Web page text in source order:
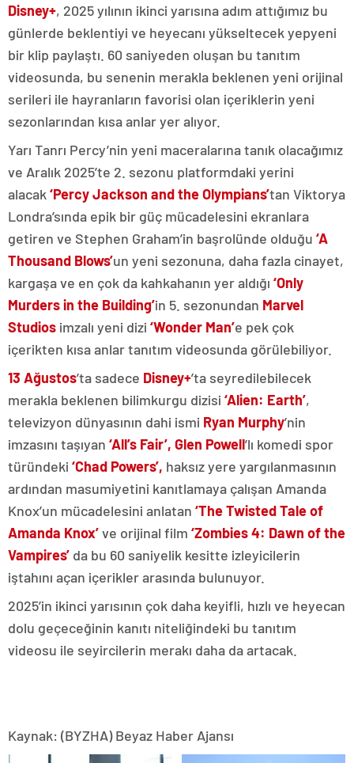
Disney+, 2025 yılının ikinci yarısına adım attığımız bu
günlerde beklentiyi ve heyecanı yükseltecek yepyeni
bir klip paylaştı. 60 saniyeden oluşan bu tanıtım
videosunda, bu senenin merakla beklenen yeni orijinal
serileri ile hayranların favorisi olan içeriklerin yeni
sezonlarından kısa anlar yer alıyor.
Yarı Tanrı Percy’nin yeni maceralarına tanık olacağımız
ve Aralık 2025’te 2. sezonu platformdaki yerini
alacak ‘Percy Jackson and the Olympians’tan Viktorya
Londra’sında epik bir güç mücadelesini ekranlara
getiren ve Stephen Graham’in başrolünde olduğu ‘A
Thousand Blows’un yeni sezonuna, daha fazla cinayet,
kargaşa ve en çok da kahkahanın yer aldığı ‘Only
Murders in the Building’in 5. sezonundan Marvel
Studios imzalı yeni dizi ‘Wonder Man’e pek çok
içerikten kısa anlar tanıtım videosunda görülebiliyor.
13 Ağustos’ta sadece Disney+’ta seyredilebilecek
merakla beklenen bilimkurgu dizisi ‘Alien: Earth’,
televizyon dünyasının dahi ismi Ryan Murphy’nin
imzasını taşıyan ‘All’s Fair’, Glen Powell’lı komedi spor
türündeki ‘Chad Powers’, haksız yere yargılanmasının
ardından masumiyetini kanıtlamaya çalışan Amanda
Knox’un mücadelesini anlatan ‘The Twisted Tale of
Amanda Knox’ve orijinal film ‘Zombies 4: Dawn of the
Vampires’ da bu 60 saniyelik kesitte izleyicilerin
iştahını açan içerikler arasında bulunuyor.
2025’in ikinci yarısının çok daha keyifli, hızlı ve heyecan
dolu geçeceğinin kanıtı niteliğindeki bu tanıtım
videosu ile seyircilerin merakı daha da artacak.
Kaynak: (BYZHA) Beyaz Haber Ajansı